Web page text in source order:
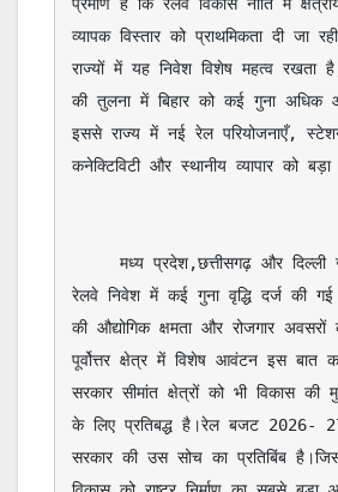
व्यापक विस्तार को प्राथमिकता दी जा
राज्यों में यह निवेश विशेष महत्व रखता
की तुलना में बिहार को कई गुना अधिक
इससे राज्य में नई रेल परियोजनाएँ,
कनेक्टिविटी और स्थानीय व्यापार को बड़ा
रेलवे निवेश में कई गुना वृद्धि दर्ज की
की औद्योगिक क्षमता और रोजगार अवसरों
पूर्वोत्तर क्षेत्र में विशेष आवंटन इस
सरकार सीमांत क्षेत्रों को भी विकास की
के लिए प्रतिबद्ध है।रेल बजट 2026-
सरकार की उस सोच का प्रतिबिंब